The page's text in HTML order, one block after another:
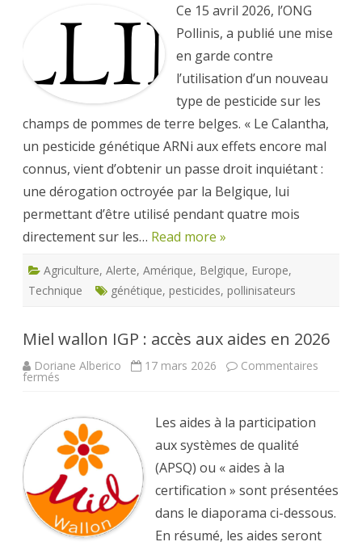
nouveau
pesticide
temporairement
autorisé
Belgique
Ce 15 avril 2026, l’ONG
Pollinis, a publié une mise
en garde contre
l’utilisation d’un nouveau
type de pesticide sur les
champs de pommes de terre belges. « Le Calantha,
un pesticide génétique ARNi aux effets encore mal
connus, vient d’obtenir un passe droit inquiétant :
une dérogation octroyée par la Belgique, lui
permettant d’être utilisé pendant quatre mois
directement sur les… Read more »
Agriculture, Alerte, Amérique, Belgique, Europe,
Technique
génétique, pesticides, pollinisateurs
Miel wallon IGP : accès aux aides en 2026
Doriane Alberico 17 mars 2026 Commentaires
fermés
:
accès
aux
aides
en
2026
Les aides à la participation
aux systèmes de qualité
(APSQ) ou « aides à la
certification » sont présentées
dans le diaporama ci-dessous.
En résumé, les aides seront